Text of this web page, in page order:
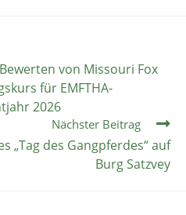
von Missouri Fox
für EMFTHA-
2026
Nächster Beitrag
„Tag des Gangpferdes“ auf
Burg Satzvey